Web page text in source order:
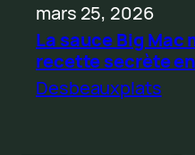
mars 25, 2026
La sauce Big Mac
recette secrète
Desbeauxplats